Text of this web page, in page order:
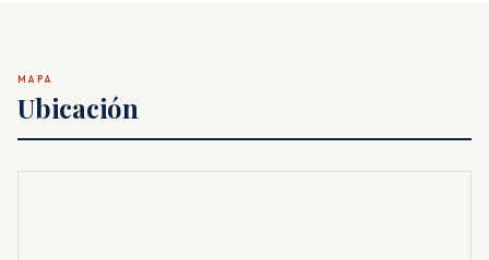
MAPA
Ubicación